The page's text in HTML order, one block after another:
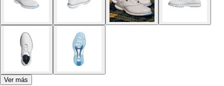
Ver más